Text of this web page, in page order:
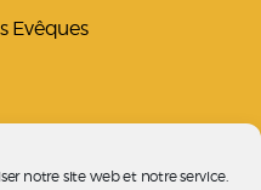
notre site web et notre service.
Evêques